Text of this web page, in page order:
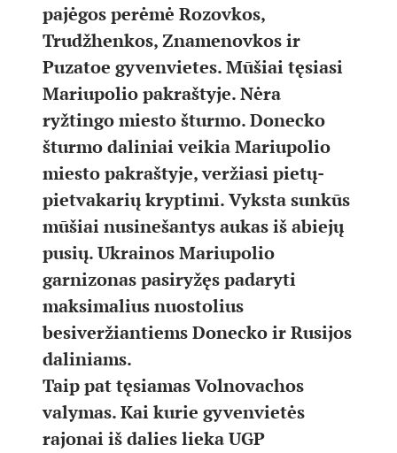
pajėgos perėmė Rozovkos,
Trudžhenkos, Znamenovkos ir
Puzatoe gyvenvietes. Mūšiai tęsiasi
Mariupolio pakraštyje. Nėra
ryžtingo miesto šturmo. Donecko
šturmo daliniai veikia Mariupolio
miesto pakraštyje, veržiasi pietų-
pietvakarių kryptimi. Vyksta sunkūs
mūšiai nusinešantys aukas iš abiejų
pusių. Ukrainos Mariupolio
garnizonas pasiryžęs padaryti
maksimalius nuostolius
besiveržiantiems Donecko ir Rusijos
daliniams.
Taip pat tęsiamas Volnovachos
valymas. Kai kurie gyvenvietės
rajonai iš dalies lieka UGP